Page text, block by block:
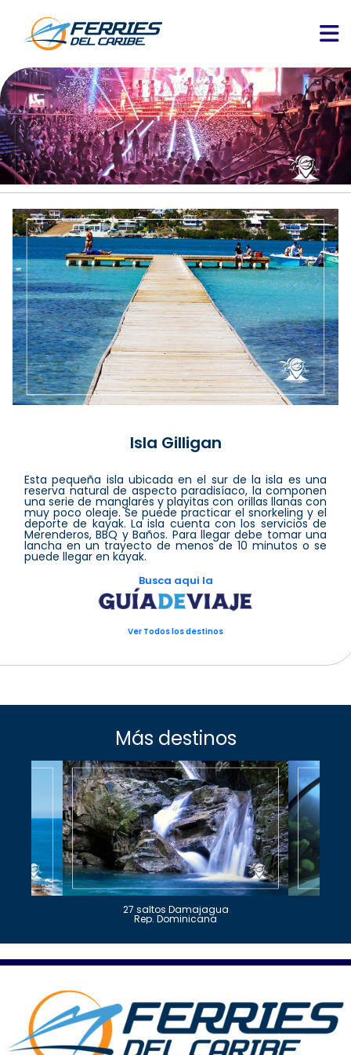
Isla Gilligan
Esta pequeña isla ubicada en el sur de la isla es una
reserva natural de aspecto paradisíaco, la componen
una serie de manglares y playitas con orillas llanas con
muy poco oleaje. Se puede practicar el snorkeling y el
deporte de kayak. La isla cuenta con los servicios de
Merenderos, BBQ y Baños. Para llegar debe tomar una
lancha en un trayecto de menos de 10 minutos o se
puede llegar en kayak.
Busca aqui la
Ver Todos los destinos
Más destinos
27 saltos Damajagua
Rep. Dominicana